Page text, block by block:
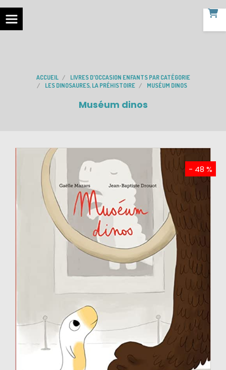
ACCUEIL
LIVRES D'OCCASION ENFANTS PAR CATÉGORIE
LES DINOSAURES, LA PRÉHISTOIRE
MUSÉUM DINOS
Muséum dinos
- 48 %